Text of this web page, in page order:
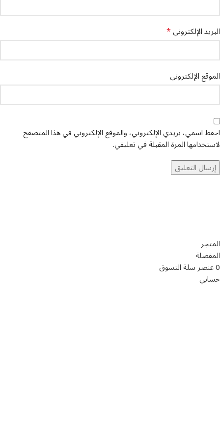
البريد الإلكتروني*
الموقع الإلكتروني
احفظ اسمي، بريدي الإلكتروني، والموقع الإلكتروني في هذا المتصفح
لاستخدامها المرة المقبلة في تعليقي.
المتجر
المفضلة
0عنصرسلة التسوق
حسابي